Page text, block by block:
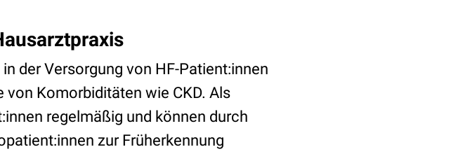
der Versorgung von HF-Patient:innen
Komorbiditäten wie CKD. Als
regelmäßig und können durch
zur Früherkennung